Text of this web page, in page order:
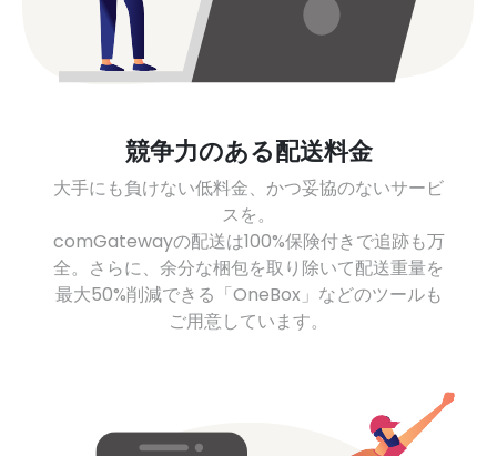
競争力のある配送料金
大手にも負けない低料金、かつ妥協のないサービ
スを。
comGatewayの配送は100%保険付きで追跡も万
全。さらに、余分な梱包を取り除いて配送重量を
最大50%削減できる「OneBox」などのツールも
ご用意しています。